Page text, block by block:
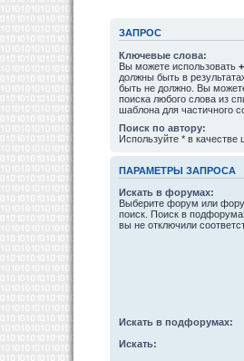
ЗАПРОС
Ключевые слова:
Вы можете использовать +
должны быть в
быть не должно. Вы
поиска любого слова из
шаблона для частичного
Поиск по автору:
Используйте * в качестве
ПАРАМЕТРЫ ЗАПРОСА
Искать в форумах:
Выберите форум или
поиск. Поиск в
вы не отключили
Искать в подфорумах:
Искать: